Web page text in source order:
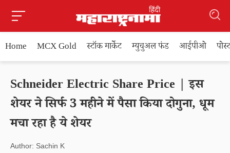
Home MCX Gold स्टॉक मार्केट म्युचुअल फंड आईपीओ
Schneider Electric Share Price | इस
शेयर ने सिर्फ 3 महीने में पैसा किया दोगुना, धूम
मचा रहा है ये शेयर
Author: Sachin K